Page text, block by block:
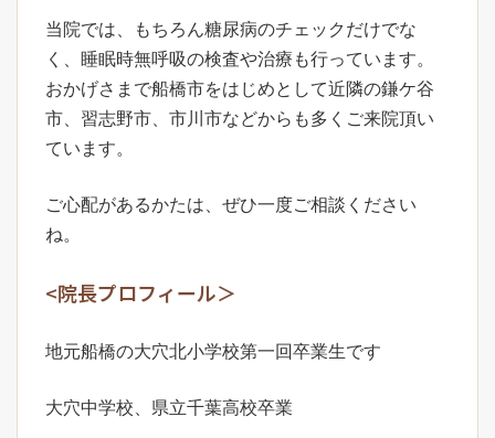
当院では、もちろん糖尿病のチェックだけでな
く、睡眠時無呼吸の検査や治療も行っています。
おかげさまで船橋市をはじめとして近隣の鎌ケ谷
市、習志野市、市川市などからも多くご来院頂い
ています。
ご心配があるかたは、ぜひ一度ご相談ください
ね。
<院長プロフィール＞
地元船橋の大穴北小学校第一回卒業生です
大穴中学校、県立千葉高校卒業